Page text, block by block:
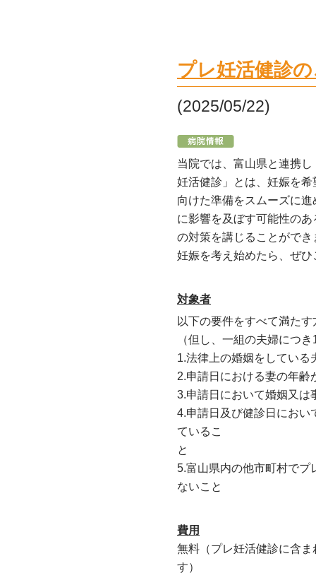
プレ妊活健診
(2025/05/22)
当院では、富山県と連携
妊活健診」とは、妊娠を
向けた準備をスムーズに
に影響を及ぼす可能性の
の対策を講じることができ
妊娠を考え始めたら、ぜ
対象者
以下の要件をすべて満たす
（但し、一組の夫婦につ
1.法律上の婚姻をしている
2.申請日における妻の年齢
3.申請日において婚姻又は
4.申請日及び健診日におい
ているこ
と
5.富山県内の他市町村でプ
ないこと
費用
無料（プレ妊活健診に含
す）